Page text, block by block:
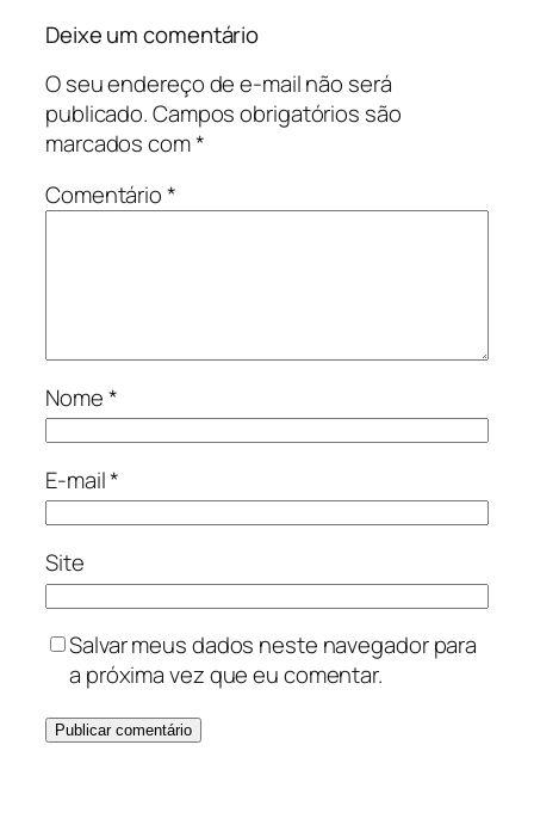
Deixe um comentário
O seu endereço de e-mail não será
publicado.Campos obrigatórios são
marcados com*
Comentário*
Nome*
E-mail*
Site
Salvar meus dados neste navegador para
a próxima vez que eu comentar.